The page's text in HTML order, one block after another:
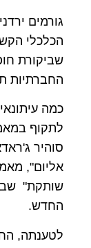
גורמים
הכלכלי
שביקורת
החברתיות
כמה
לתקוף
אליום",
שותקת"
החדש.
לטענתה,